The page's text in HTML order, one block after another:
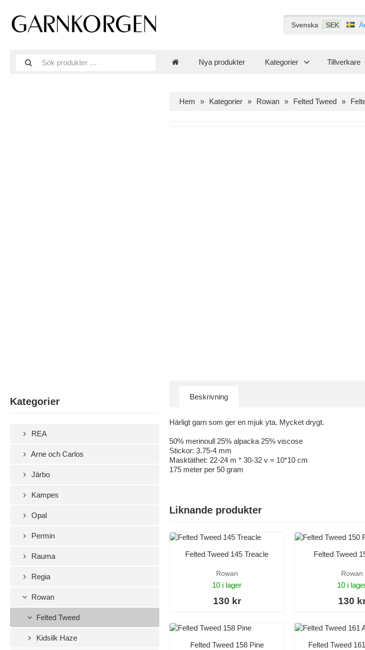
Svenska SEK
Nya produkter Kategorier Tillverkare
Kategorier
REA
Arne och Carlos
Järbo
Kampes
Opal
Permin
Rauma
Regia
Rowan
Felted Tweed
Kidsilk Haze
Hem Kategorier Rowan Felted Tweed
Beskrivning
Härligt garn som ger en mjuk yta. Mycket drygt.
50% merinoull 25% alpacka 25% viscose
Stickor: 3.75-4 mm
Masktäthet: 22-24 m * 30-32 v = 10*10 cm
175 meter per 50 gram
Liknande produkter
Felted Tweed 145 Treacle
Rowan
10 i lager
130 kr
Felted Tweed
Rowan
10 i
130
Felted Tweed 158 Pine Felted Tweed